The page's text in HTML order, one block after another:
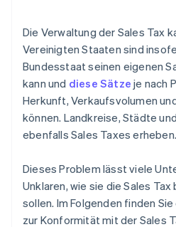
4. Bei Bedarf Hilfe anfordern
Die Verwaltung der Sales Tax
Vereinigten Staaten sind
Bundesstaat seinen eigenen
kann und diese Sätze je nach
Herkunft, Verkaufsvolumen
können. Landkreise, Städte
ebenfalls Sales Taxes erheben.
Dieses Problem lässt viele
Unklaren, wie sie die Sales
sollen. Im Folgenden finden
zur Konformität mit der Sales